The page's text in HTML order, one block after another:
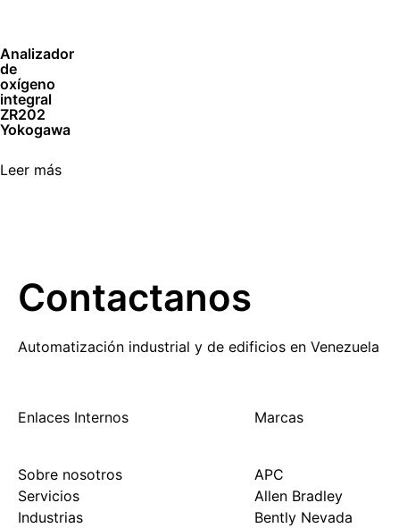
Analizador
de
oxígeno
integral
ZR202
Yokogawa
Leer más
Contactanos
Automatización industrial y de edificios en Venezuela​
Enlaces Internos
Sobre nosotros
Servicios
Industrias
Marcas
APC
Allen Bradley
Bently Nevada